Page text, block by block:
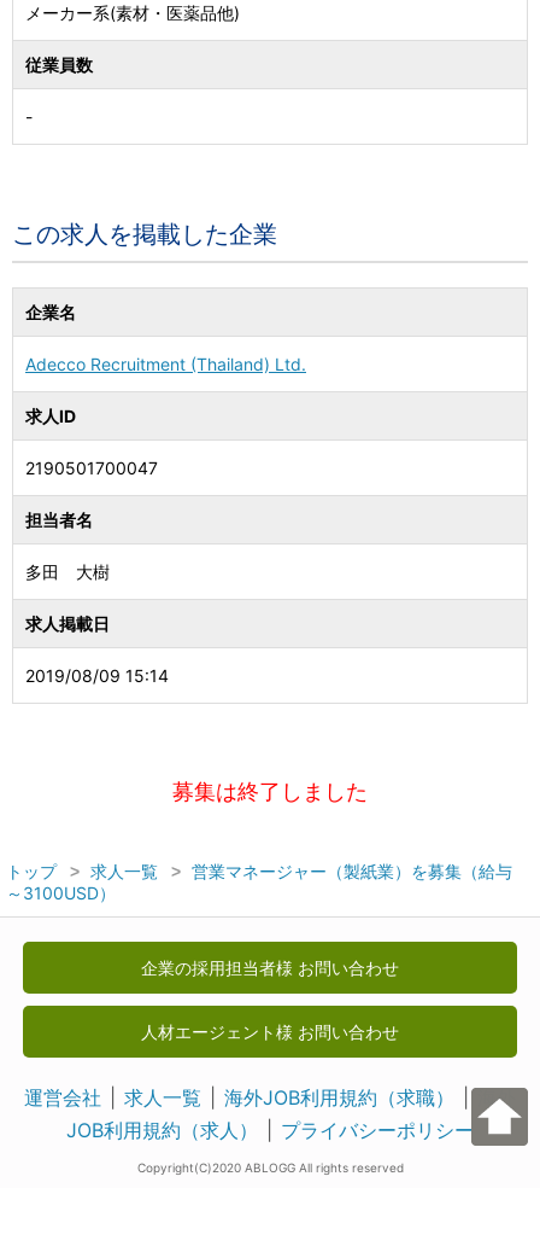
メーカー系(素材・医薬品他)
従業員数
-
この求人を掲載した企業
企業名
Adecco Recruitment (Thailand) Ltd.
求人ID
2190501700047
担当者名
多田 大樹
求人掲載日
2019/08/09 15:14
募集は終了しました
トップ 求人一覧
営業マネージャー（製紙業）を募集（給与
～3100USD）
企業の採用担当者様 お問い合わせ
人材エージェント様 お問い合わせ
運営会社 求人一覧 海外JOB利用規約（求職）
海外
JOB利用規約（求人）
プライバシーポリシー
Copyright(C)2020 ABLOGG All rights reserved